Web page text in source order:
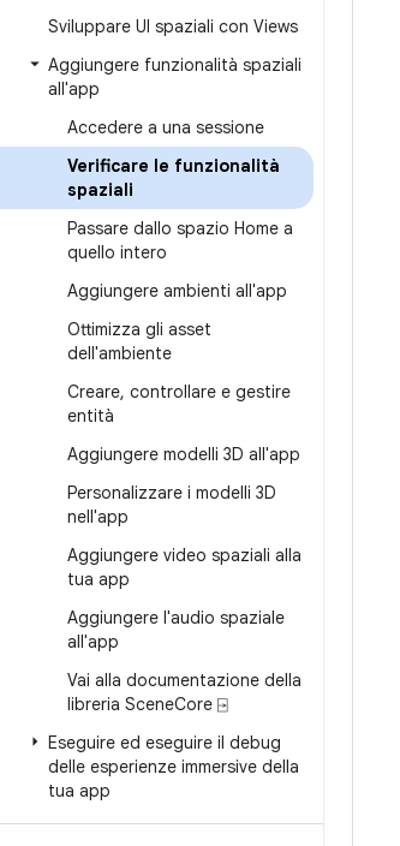
Sviluppare UI spaziali con Views
Aggiungere funzionalità spaziali
all'app
Accedere a una sessione
Verificare le funzionalità
spaziali
Passare dallo spazio Home a
quello intero
Aggiungere ambienti all'app
Ottimizza gli asset
dell'ambiente
Creare, controllare e gestire
entità
Aggiungere modelli 3D all'app
Personalizzare i modelli 3D
nell'app
Aggiungere video spaziali alla
tua app
Aggiungere l'audio spaziale
all'app
Vai alla documentazione della
libreria SceneCore ⍈
Eseguire ed eseguire il debug
delle esperienze immersive della
tua app